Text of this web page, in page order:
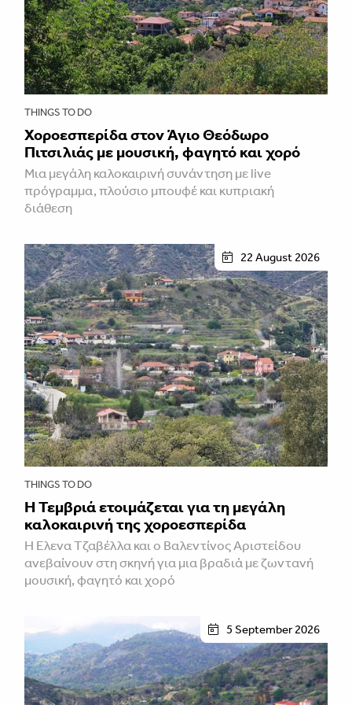
THINGS TO DO
Χοροεσπερίδα στον Άγιο Θεόδωρο
Πιτσιλιάς με μουσική, φαγητό και χορό
Μια μεγάλη καλοκαιρινή συνάντηση με live
πρόγραμμα, πλούσιο μπουφέ και κυπριακή
διάθεση
22 August 2026
THINGS TO DO
Η Τεμβριά ετοιμάζεται για τη μεγάλη
καλοκαιρινή της χοροεσπερίδα
Η Έλενα Τζαβέλλα και ο Βαλεντίνος Αριστείδου
ανεβαίνουν στη σκηνή για μια βραδιά με ζωντανή
μουσική, φαγητό και χορό
5 September 2026